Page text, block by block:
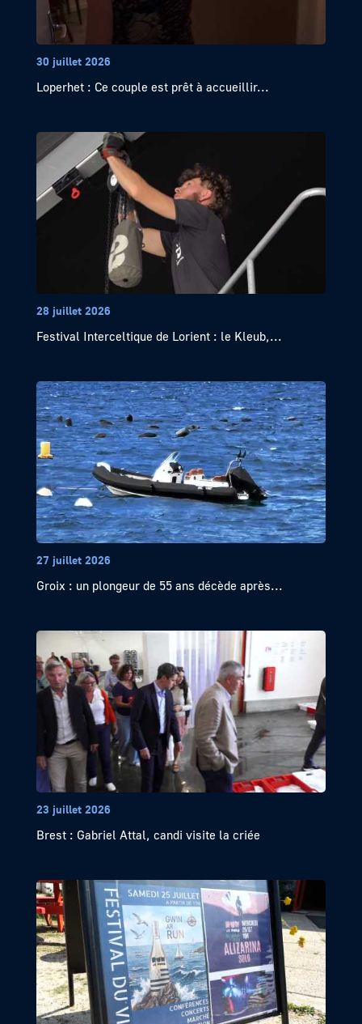
30 juillet 2026
Loperhet : Ce couple est prêt à accueillir...
28 juillet 2026
Festival Interceltique de Lorient : le Kleub,...
27 juillet 2026
Groix : un plongeur de 55 ans décède après...
23 juillet 2026
Brest : Gabriel Attal, candi visite la criée